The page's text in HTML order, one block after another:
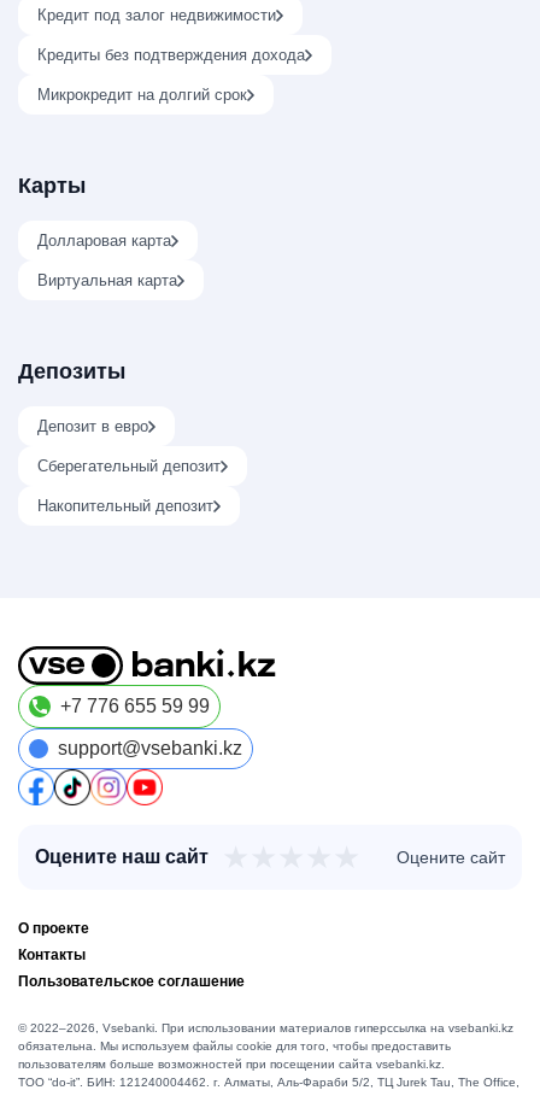
Кредит под залог недвижимости
Кредиты без подтверждения дохода
Микрокредит на долгий срок
Карты
Долларовая карта
Виртуальная карта
Депозиты
Депозит в евро
Сберегательный депозит
Накопительный депозит
+7 776 655 59 99
support@vsebanki.kz
Оцените наш сайт Оцените сайт
О проекте
Контакты
Пользовательское соглашение
© 2022–2026, Vsebanki. При использовании материалов гиперссылка на vsebanki.kz
обязательна. Мы используем файлы cookie для того, чтобы предоставить
пользователям больше возможностей при посещении сайта vsebanki.kz.
TOO “do-it”. БИН: 121240004462. г. Алматы, ​Аль-Фараби 5/2, ТЦ Jurek Tau, The Office,